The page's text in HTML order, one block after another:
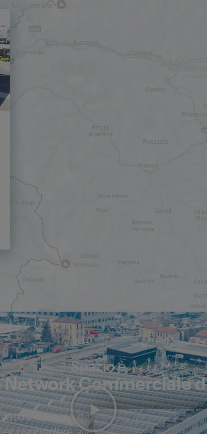
Spazio è
Network Commerciale
è sempre più